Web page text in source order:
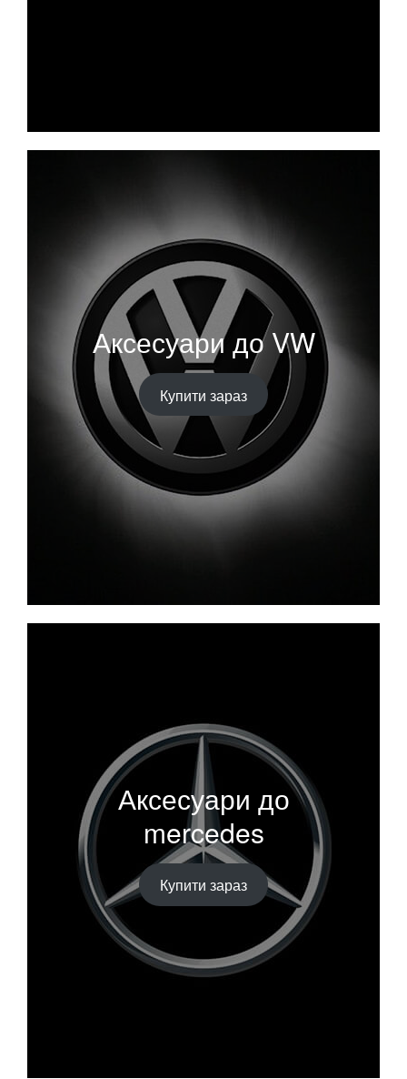
Аксесуари до VW
Купити зараз
Аксесуари до
mercedes
Купити зараз